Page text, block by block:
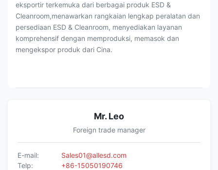
eksportir terkemuka dari berbagai produk ESD &
Cleanroom,menawarkan rangkaian lengkap peralatan dan
persediaan ESD & Cleanroom, menyediakan layanan
komprehensif dengan memproduksi, memasok dan
mengekspor produk dari Cina.
Mr. Leo
Foreign trade manager
E-mail:
Sales01@allesd.com
Telp:
+86-15050190746